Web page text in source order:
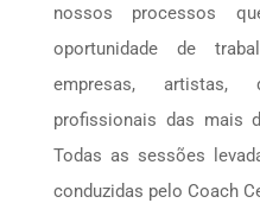
nossos processos
oportunidade de
empresas, artistas,
profissionais das mais
Todas as sessões
conduzidas pelo Coach